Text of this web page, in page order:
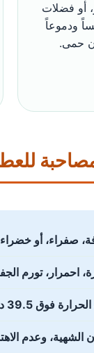
أو فضلات
ودموعاً
حمى.
صفراء، أو
احمرار، تورم
39.5 درجة مئوية)
وعدم